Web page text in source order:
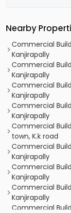
Nearby
Commercial
Kanjirapally
Commercial
Kanjirapally
Commercial
Kanjirapally
Commercial
Kanjirapally
Commercial
town, K.k road
Commercial
Kanjirapally
Commercial
Kanjirapally
Commercial
Kanjirapally
Commercial